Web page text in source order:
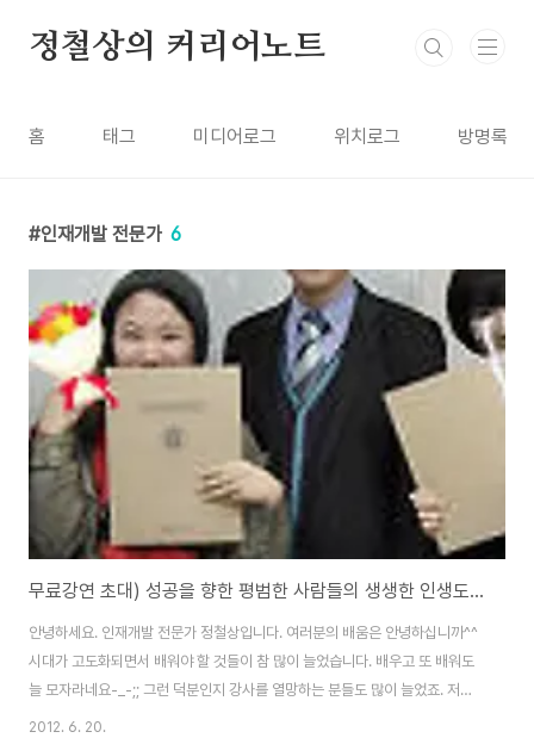
정철상의 커리어노트
홈 태그 미디어로그 위치로그 방명록
인재개발 전문가 6
무료강연 초대) 성공을 향한 평범한 사람들의 생생한 인생도전기
안녕하세요. 인재개발 전문가 정철상입니다. 여러분의 배움은 안녕하십니까^^
시대가 고도화되면서 배워야 할 것들이 참 많이 늘었습니다. 배우고 또 배워도
늘 모자라네요-_-;; 그런 덕분인지 강사를 열망하는 분들도 많이 늘었죠. 저도
그런 열망으로 강사가 된 사람 중에 한 사람이 바로 저인데요. 사실 저는 강사가
2012. 6. 20.